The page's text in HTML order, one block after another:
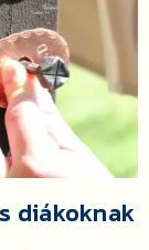
diákoknak